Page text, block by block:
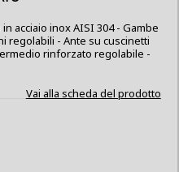
acciaio inox AISI 304 - Gambe
regolabili - Ante su cuscinetti
rinforzato regolabile -
Vai alla scheda del prodotto